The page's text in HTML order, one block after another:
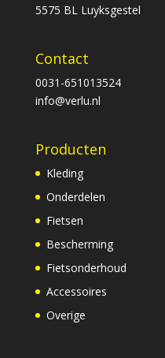
5575 BL Luyksgestel
Contact
0031-651013524
info@verlu.nl
Producten
Kleding
Onderdelen
Fietsen
Bescherming
Fietsonderhoud
Accessoires
Overige